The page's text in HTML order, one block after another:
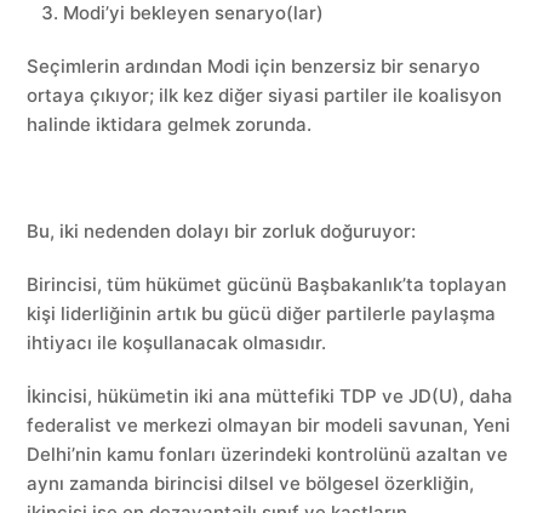
Modi’yi bekleyen senaryo(lar)
Seçimlerin ardından Modi için benzersiz bir senaryo
ortaya çıkıyor; ilk kez diğer siyasi partiler ile koalisyon
halinde iktidara gelmek zorunda.
Bu, iki nedenden dolayı bir zorluk doğuruyor:
Birincisi, tüm hükümet gücünü Başbakanlık’ta toplayan
kişi liderliğinin artık bu gücü diğer partilerle paylaşma
ihtiyacı ile koşullanacak olmasıdır.
İkincisi, hükümetin iki ana müttefiki TDP ve JD(U), daha
federalist ve merkezi olmayan bir modeli savunan, Yeni
Delhi’nin kamu fonları üzerindeki kontrolünü azaltan ve
aynı zamanda birincisi dilsel ve bölgesel özerkliğin,